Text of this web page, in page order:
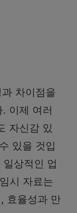
차이점을
이제 여러
자신감 있
있을 것입
상적인 업
시 자료는
효율성과 만